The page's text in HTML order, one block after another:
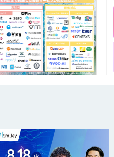
ドAI人材育成研修